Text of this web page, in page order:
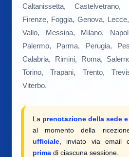
Caltanissetta,
Firenze, Foggia, Genova,
Vallo, Messina, Milano,
Palermo, Parma, Perugia,
Calabria, Rimini, Roma,
Torino, Trapani, Trento,
Viterbo.
La prenotazione della sede
al momento della
ufficiale , inviato via email
prima di ciascuna sessione.